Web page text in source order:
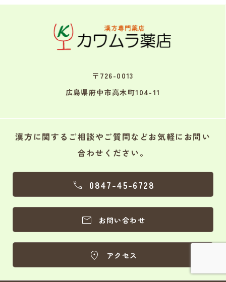
〒726-0013
広島県府中市高木町104-11
漢方に関するご相談やご質問などお気軽にお問い
合わせください。
 0847-45-6728
 お問い合わせ
 アクセス